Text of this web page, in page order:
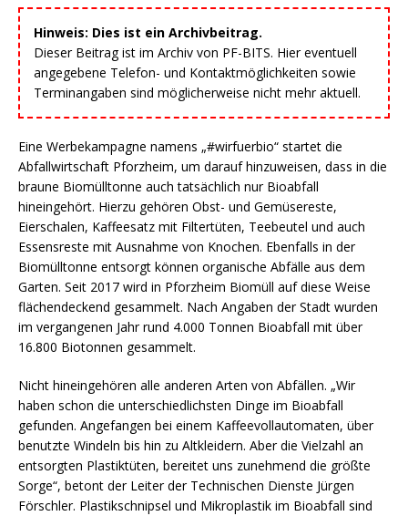
Hinweis: Dies ist ein Archivbeitrag.
Dieser Beitrag ist im Archiv von PF-BITS. Hier eventuell
angegebene Telefon- und Kontaktmöglichkeiten sowie
Terminangaben sind möglicherweise nicht mehr aktuell.
Eine Werbekampagne namens „#wirfuerbio“ startet die
Abfallwirtschaft Pforzheim, um darauf hinzuweisen, dass in die
braune Biomülltonne auch tatsächlich nur Bioabfall
hineingehört. Hierzu gehören Obst- und Gemüsereste,
Eierschalen, Kaffeesatz mit Filtertüten, Teebeutel und auch
Essensreste mit Ausnahme von Knochen. Ebenfalls in der
Biomülltonne entsorgt können organische Abfälle aus dem
Garten. Seit 2017 wird in Pforzheim Biomüll auf diese Weise
flächendeckend gesammelt. Nach Angaben der Stadt wurden
im vergangenen Jahr rund 4.000 Tonnen Bioabfall mit über
16.800 Biotonnen gesammelt.
Nicht hineingehören alle anderen Arten von Abfällen. „Wir
haben schon die unterschiedlichsten Dinge im Bioabfall
gefunden. Angefangen bei einem Kaffeevollautomaten, über
benutzte Windeln bis hin zu Altkleidern. Aber die Vielzahl an
entsorgten Plastiktüten, bereitet uns zunehmend die größte
Sorge“, betont der Leiter der Technischen Dienste Jürgen
Förschler. Plastikschnipsel und Mikroplastik im Bioabfall sind